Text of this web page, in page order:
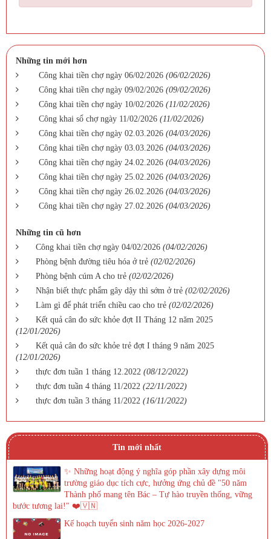
Những tin mới hơn
Công khai tiền chợ ngày 06/02/2026 (06/02/2026)
Công khai tiền chợ ngày 09/02/2026 (09/02/2026)
Công khai tiền chợ ngày 10/02/2026 (11/02/2026)
Công khai sổ chợ ngày 11/02/2026 (11/02/2026)
Công khai tiền chợ ngày 02.03.2026 (04/03/2026)
Công khai tiền chợ ngày 03.03.2026 (04/03/2026)
Công khai tiền chợ ngày 24.02.2026 (04/03/2026)
Công khai tiền chợ ngày 25.02.2026 (04/03/2026)
Công khai tiền chợ ngày 26.02.2026 (04/03/2026)
Công khai tiền chợ ngày 27.02.2026 (04/03/2026)
Những tin cũ hơn
Công khai tiền chợ ngày 04/02/2026 (04/02/2026)
Phòng bệnh đường tiêu hóa ở trẻ (02/02/2026)
Phòng bệnh cúm A cho trẻ (02/02/2026)
Nhận biết thực phẩm gây dậy thì sớm ở trẻ (02/02/2026)
Làm gì để phát triển chiều cao cho trẻ (02/02/2026)
Kết quả cân đo sức khỏe đợt II Tháng 12 năm 2025
(12/01/2026)
Kết quả cân đo sức khỏe trẻ đợt I tháng 9 năm 2025
(12/01/2026)
thực đơn tuần 1 tháng 12.2022 (08/12/2022)
thực đơn tuần 4 tháng 11/2022 (22/11/2022)
thực đơn tuần 3 tháng 11/2022 (16/11/2022)
Tin mới nhất
✨ Những hoạt động ý nghĩa góp phần xây dựng môi
trường giáo dục tích cực, hưởng ứng chủ đề "50 năm
Thành phố mang tên Bác – Tự hào truyền thống, vững
bước tương lai!" ❤️🇻🇳
Kế hoạch tuyển sinh năm học 2026-2027